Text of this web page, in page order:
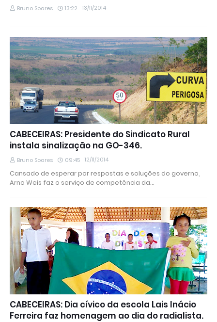
Bruno Soares 13:22 13/11/2014
CABECEIRAS: Presidente do Sindicato Rural
instala sinalização na GO-346.
Bruno Soares 09:45 12/11/2014
Cansado de esperar por respostas e soluções do governo,
Arno Weis faz o serviço de competência da…
CABECEIRAS: Dia cívico da escola Lais Inácio
Ferreira faz homenagem ao dia do radialista.